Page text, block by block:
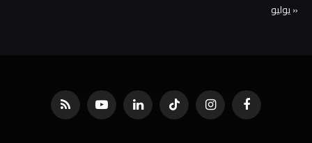
« يوليو
فيسبوك الانستغرامتيكتوك لينكدإن يوتيوب RSS